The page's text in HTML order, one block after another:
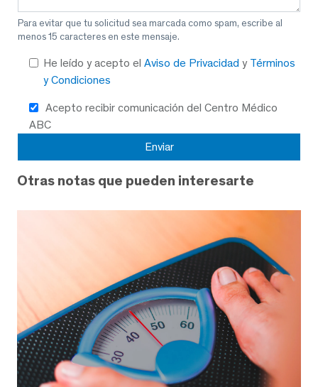
Para evitar que tu solicitud sea marcada como spam, escribe al
menos 15 caracteres en este mensaje.
He leído y acepto el Aviso de Privacidad y Términos
y Condiciones
Acepto recibir comunicación del Centro Médico
ABC
Otras notas que pueden interesarte